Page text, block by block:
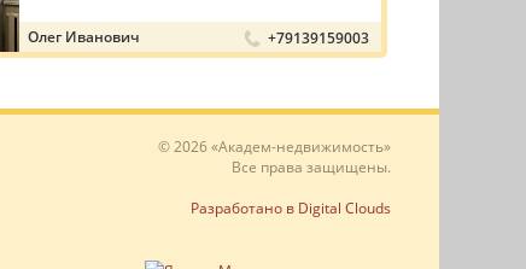
Олег Иванович +79139159003
© 2026 «Академ-недвижимость»
Все права защищены.
Разработано в Digital Clouds